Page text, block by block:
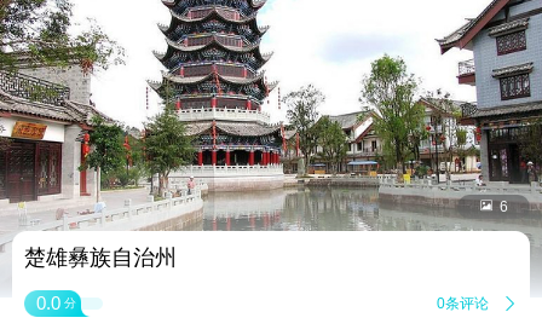
 6
楚雄彝族自治州
0.0 分 0条评论 
